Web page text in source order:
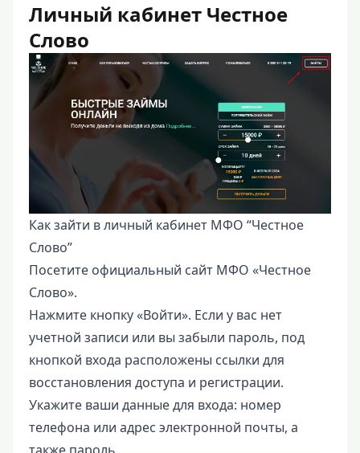
Личный кабинет Честное
Слово
Как зайти в личный кабинет МФО “Честное
Слово”
Посетите официальный сайт МФО «Честное
Слово».
Нажмите кнопку «Войти». Если у вас нет
учетной записи или вы забыли пароль, под
кнопкой входа расположены ссылки для
восстановления доступа и регистрации.
Укажите ваши данные для входа: номер
телефона или адрес электронной почты, а